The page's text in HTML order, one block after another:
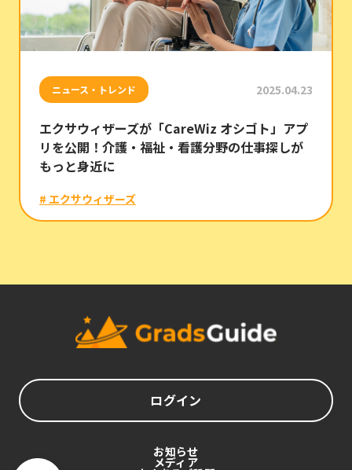
ニュース・トレンド 2025.04.23
エクサウィザーズが「CareWiz オシゴト」アプ
リを公開！介護・福祉・看護分野の仕事探しが
もっと身近に
# エクサウィザーズ
ログイン
お知らせ
メディア